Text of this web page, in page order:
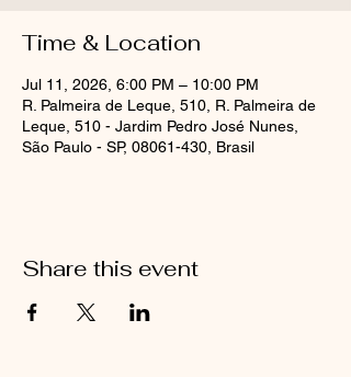
Time & Location
Jul 11, 2026, 6:00 PM – 10:00 PM
R. Palmeira de Leque, 510, R. Palmeira de
Leque, 510 - Jardim Pedro José Nunes,
São Paulo - SP, 08061-430, Brasil
Share this event